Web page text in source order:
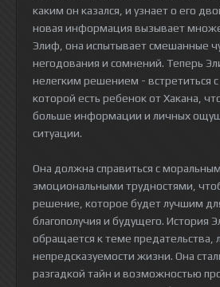
каким он казался, и узнает о его
новая информация вызывает
Элиф, она испытывает смешанные
негодования и сомнений. Теперь
нелегким решением - встретиться
которой есть ребенок от Хакана,
больше информации и личных
ситуации.
Она должна справиться с
эмоциональными трудностями,
решение, которое будет лучшим
благополучия и будущего. История
обращается к теме предательства,
непредсказуемости жизни. Она
разгадкой тайн и возможностью